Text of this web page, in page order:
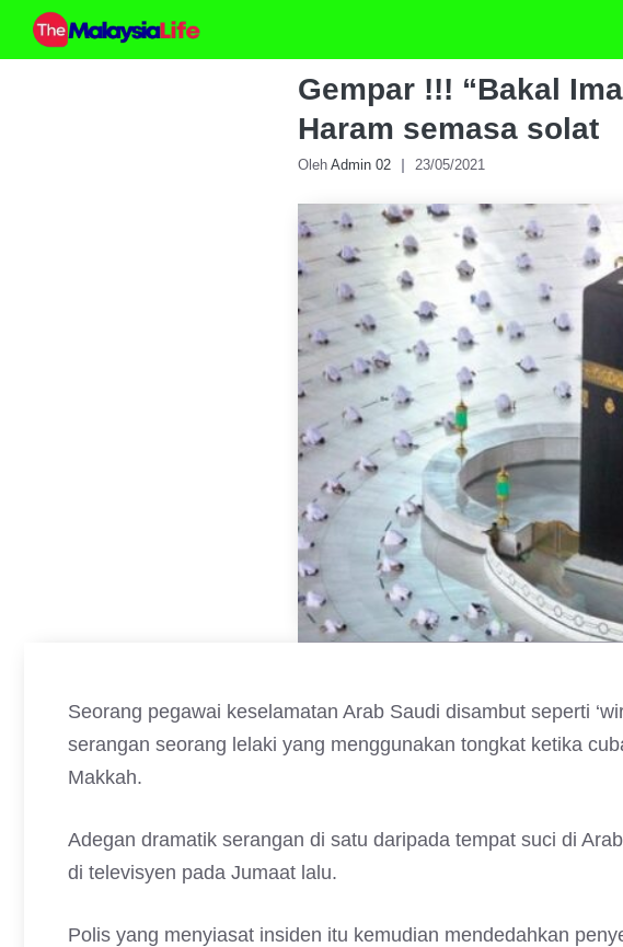
Skip
Gempar !!! “Bakal
Haram semasa solat
Oleh Admin 02 23/05/2021
Seorang pegawai keselamatan Arab Saudi disambut seperti
serangan seorang lelaki yang menggunakan tongkat ketika
Makkah.
Adegan dramatik serangan di satu daripada tempat suci di
di televisyen pada Jumaat lalu.
Polis yang menyiasat insiden itu kemudian mendedahkan